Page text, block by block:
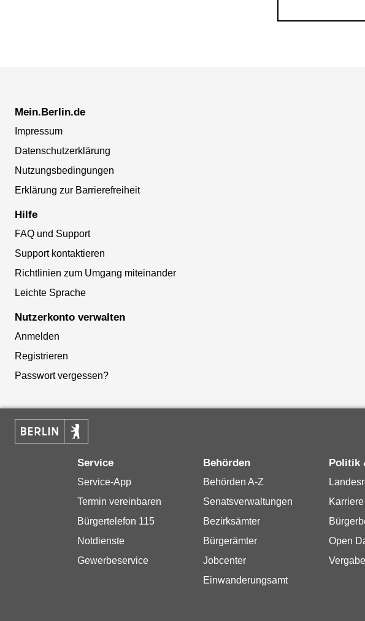
Mein.Berlin.de
Impressum
Datenschutzerklärung
Nutzungsbedingungen
Erklärung zur Barrierefreiheit
Hilfe
FAQ und Support
Support kontaktieren
Richtlinien zum Umgang miteinander
Leichte Sprache
Nutzerkonto verwalten
Anmelden
Registrieren
Passwort vergessen?
Service
Service-App
Termin vereinbaren
Bürgertelefon 115
Notdienste
Gewerbeservice
Behörden
Behörden A-Z
Senatsverwaltungen
Bezirksämter
Bürgerämter
Jobcenter
Einwanderungsamt
Politik
Open